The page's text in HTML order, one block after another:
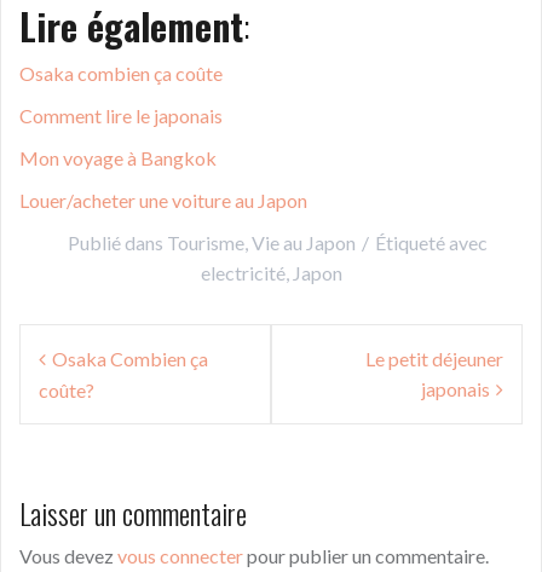
Lire également:
Osaka combien ça coûte
Comment lire le japonais
Mon voyage à Bangkok
Louer/acheter une voiture au Japon
Publié dans Tourisme,Vie au Japon
Étiqueté avec
electricité, Japon
Navigation
de Osaka Combien ça
coûte?
Le petit déjeuner
japonais
Laisser un commentaire
Vous devez vous connecterpour publier un commentaire.